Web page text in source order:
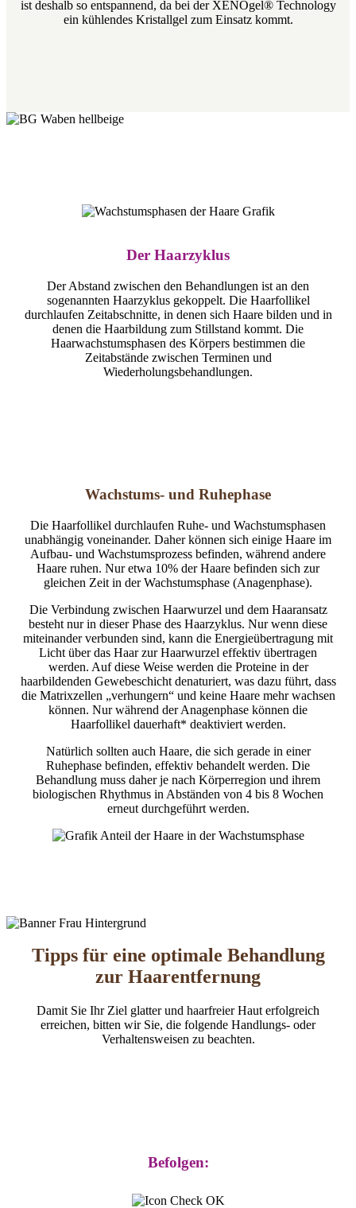
ist deshalb so entspannend, da bei der XENOgel® Technology
ein kühlendes Kristallgel zum Einsatz kommt.
Der Haar­zyklus
Der Abstand zwischen den Behandlungen ist an den
sogenannten Haarzyklus gekoppelt. Die Haarfollikel
durchlaufen Zeitabschnitte, in denen sich Haare bilden und in
denen die Haarbildung zum Stillstand kommt. Die
Haarwachstumsphasen des Körpers bestimmen die
Zeitabstände zwischen Terminen und
Wiederholungsbehandlungen.
Wachstums- und Ruhe­phase
Die Haarfollikel durchlaufen Ruhe- und Wachstumsphasen
unabhängig voneinander. Daher können sich einige Haare im
Aufbau- und Wachstumsprozess befinden, während andere
Haare ruhen. Nur etwa 10% der Haare befinden sich zur
gleichen Zeit in der Wachstumsphase (Anagenphase).
Die Verbindung zwischen Haarwurzel und dem Haaransatz
besteht nur in dieser Phase des Haarzyklus. Nur wenn diese
miteinander verbunden sind, kann die Energieübertragung mit
Licht über das Haar zur Haarwurzel effektiv übertragen
werden. Auf diese Weise werden die Proteine in der
haarbildenden Gewebeschicht denaturiert, was dazu führt, dass
die Matrixzellen „verhungern“ und keine Haare mehr wachsen
können. Nur während der Anagenphase können die
Haarfollikel dauerhaft* deaktiviert werden.
Natürlich sollten auch Haare, die sich gerade in einer
Ruhephase befinden, effektiv behandelt werden. Die
Behandlung muss daher je nach Körperregion und ihrem
biologischen Rhythmus in Abständen von 4 bis 8 Wochen
erneut durchgeführt werden.
Tipps für eine op­ti­male Be­hand­lung
zur Haarentfernung
Damit Sie Ihr Ziel glatter und haarfreier Haut erfolgreich
erreichen, bitten wir Sie, die folgende Handlungs- oder
Verhaltensweisen zu beachten.
Befolgen: